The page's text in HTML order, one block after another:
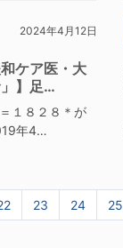
2024年4月12日
ケア医・大
】足…
１８２８＊が
年4…
23 24 25